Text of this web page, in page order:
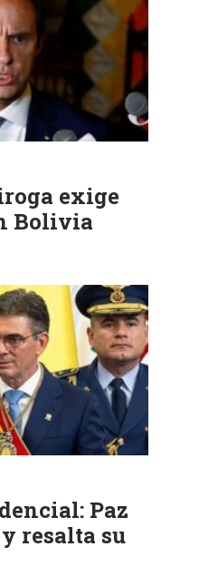
exige
Bolivia
Paz
resalta su